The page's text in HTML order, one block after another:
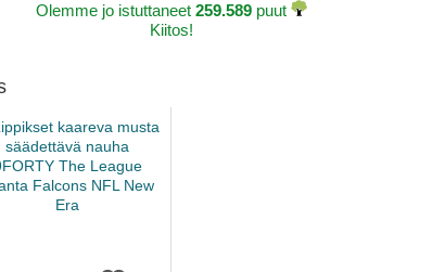
Olemme jo istuttaneet 259.589 puut
Kiitos!